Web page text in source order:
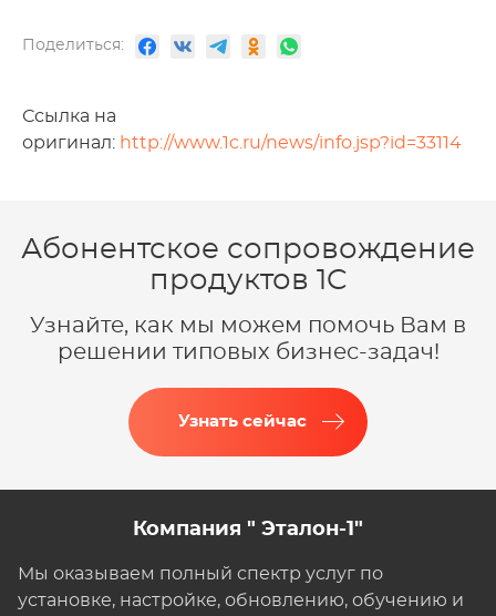
Поделиться:
Ссылка на
оригинал: http://www.1c.ru/news/info.jsp?id=33114
Абонентское сопровождение
продуктов 1C
Узнайте, как мы можем помочь Вам в
решении типовых бизнес-задач!
Узнать сейчас
Компания " Эталон-1"
Мы оказываем полный спектр услуг по
установке, настройке, обновлению, обучению и